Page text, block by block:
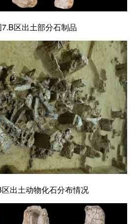
7.B区出土部分石制品
区出土动物化石分布情况